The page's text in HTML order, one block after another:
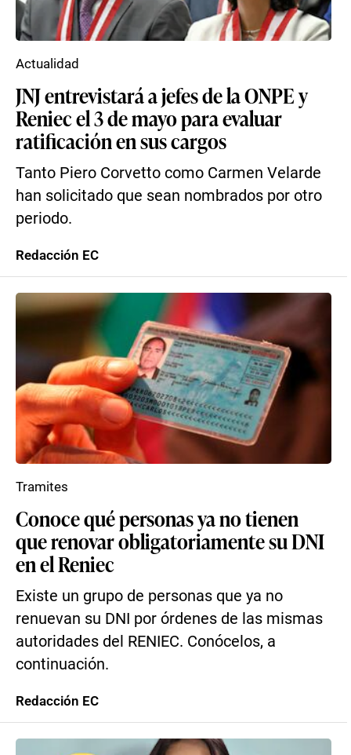
JNJ entrevistará a jefes de la ONPE y
Reniec el 3 de mayo para evaluar
ratificación en sus cargos
Tanto Piero Corvetto como Carmen Velarde
han solicitado que sean nombrados por otro
periodo.
Actualidad
Redacción EC
Conoce qué personas ya no tienen
que renovar obligatoriamente su DNI
en el Reniec
Existe un grupo de personas que ya no
renuevan su DNI por órdenes de las mismas
autoridades del RENIEC. Conócelos, a
continuación.
Tramites
Redacción EC